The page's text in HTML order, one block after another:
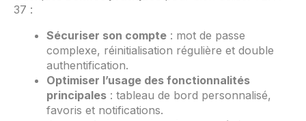
37 :
Sécuriser son compte : mot de passe
complexe, réinitialisation régulière et double
authentification.
Optimiser l’usage des fonctionnalités
principales : tableau de bord personnalisé,
favoris et notifications.